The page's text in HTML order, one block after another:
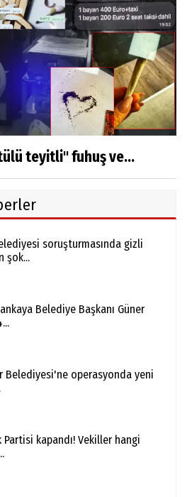
teyitli" fuhuş ve...
soruşturmasında gizli
şok...
Belediye Başkanı Güner
Belediyesi'ne operasyonda yeni
Partisi kapandı! Vekiller hangi